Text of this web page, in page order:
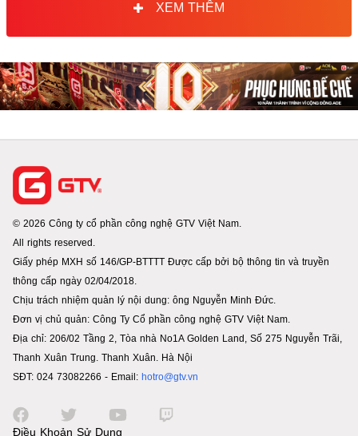
XEM THÊM
© 2026 Công ty cổ phần công nghệ GTV Việt Nam.
All rights reserved.
Giấy phép MXH số 146/GP-BTTTT Được cấp bởi bộ thông tin và truyền
thông cấp ngày 02/04/2018.
Chịu trách nhiệm quản lý nội dung: ông Nguyễn Minh Đức.
Đơn vị chủ quản: Công Ty Cổ phần công nghệ GTV Việt Nam.
Địa chỉ: 206/02 Tầng 2, Tòa nhà No1A Golden Land, Số 275 Nguyễn Trãi,
Thanh Xuân Trung. Thanh Xuân. Hà Nội
SĐT: 024 73082266 - Email: hotro@gtv.vn
Điều Khoản Sử Dụng